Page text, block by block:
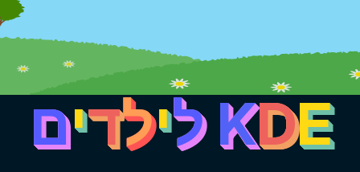
KDE לילדים